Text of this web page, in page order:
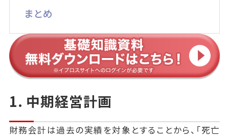
まとめ
1. 中期経営計画
財務会計は過去の実績を対象とすることから、「死亡